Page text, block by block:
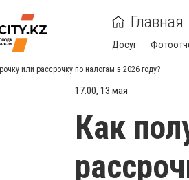
Главная
Досуг
или рассрочку по налогам в 2026 году?
17:00, 13 мая
Как